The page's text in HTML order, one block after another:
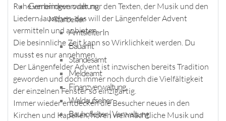
Gemeindeverwaltung
Mitarbeiter
AmtsleiterIn
Bauamt
Standesamt
Meldeamt
Finanzverwaltung
Waldaufseher
Bauhofleiter | Verwaltung
Ruhe verbringen oder nur den Texten, der Musik und den
Liedern lauschen, das will der Längenfelder Advent
vermitteln und anbieten.
Die besinnliche Zeit kann so Wirklichkeit werden. Du
musst es nur annehmen.
Der Längenfelder Advent ist inzwischen bereits Tradition
geworden und doch immer noch durch die Vielfältigkeit
der einzelnen Fenster so einzigartig.
Immer wieder entdecken die Besucher neues in den
Kirchen und Kapellen, hören weihnachtliche Musik und